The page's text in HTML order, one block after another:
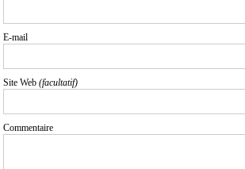
E-mail
Site Web (facultatif)
Commentaire